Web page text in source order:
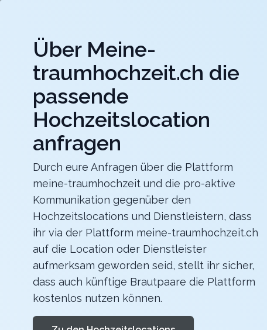
meine-traumhochzeit.ch
Hochzeitslocations Hochzeitsdienstleister
Gurten-Pavillon
Für eure Hochzeit auf dem Gurten mit einer
Zurück zur Suche
ART DECO HOTEL MONTANA
4.6
Hotel
Feiern
LU
LuzernMerkliste Link teilen
Du planst für dich und deine Freundinnen
Abschied? 'Spa and the City' heisst das
unvergessliche Erinnerungen garantiert.
Über Meine-
traumhochzeit.ch die
passende
Hochzeitslocation
anfragen
Durch eure Anfragen über die Plattform
meine-traumhochzeit und die pro-aktive
Kommunikation gegenüber den
Hochzeitslocations und Dienstleistern, dass
ihr via der Plattform meine-traumhochzeit.ch
auf die Location oder Dienstleister
aufmerksam geworden seid, stellt ihr sicher,
dass auch künftige Brautpaare die Plattform
kostenlos nutzen können.